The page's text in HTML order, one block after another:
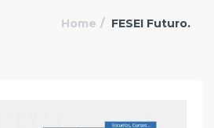
Home FESEI Futuro.